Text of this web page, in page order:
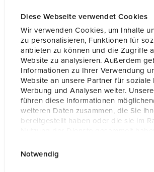
Diese Webseite verwendet Cookies
Wir verwenden Cookies, um Inhalte
zu personalisieren, Funktionen für
anbieten zu können und die Zugriffe
Website zu analysieren. Außerdem
Informationen zu Ihrer Verwendung
Website an unsere Partner für soziale
Werbung und Analysen weiter.
führen diese Informationen
weiteren Daten zusammen, die Sie
bereitgestellt haben oder die sie im
Notwendig
Certificeringen EAC
Combinatie uit
voorraad
B